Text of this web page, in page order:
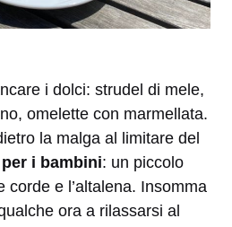
i dolci: strudel di mele,
omelette con marmellata.
la malga al limitare del
i bambini: un piccolo
corde e l’altalena. Insomma
ora a rilassarsi al